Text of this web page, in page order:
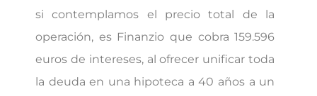
si contemplamos el precio total de la
operación, es Finanzio que cobra 159.596
euros de intereses, al ofrecer unificar toda
la deuda en una hipoteca a 40 años a un